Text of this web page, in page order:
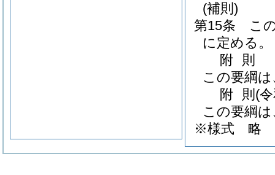
(補則)
第15条
こ
に定める。
附 則
この要綱
附 則 (
この要綱
※様式 略